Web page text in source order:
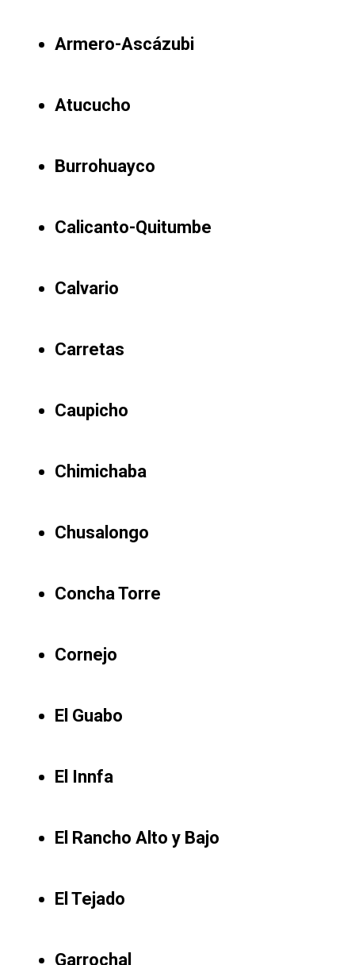
Armero-Ascázubi
Atucucho
Burrohuayco
Calicanto-Quitumbe
Calvario
Carretas
Caupicho
Chimichaba
Chusalongo
Concha Torre
Cornejo
El Guabo
El Innfa
El Rancho Alto y Bajo
El Tejado
Garrochal